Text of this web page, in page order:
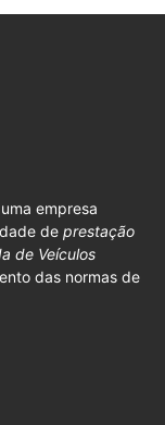
empresa
de prestação
de Veículos
das normas de